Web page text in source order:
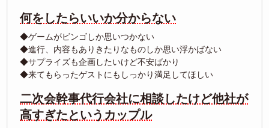
何をしたらいいか分からない
◆ゲームがビンゴしか思いつかない
◆進行、内容もありきたりなものしか思い浮かばない
◆サプライズも企画したいけど不安ばかり
◆来てもらったゲストにもしっかり満足してほしい
二次会幹事代行会社に相談したけど他社が
高すぎたというカップル